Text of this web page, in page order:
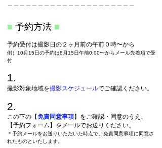
■ 予約方法 ■
予約受付は撮影日の２ヶ月前の午前０時〜から
例）10月15日の予約は8月15日午前0:00〜からメール先着順で受
付
1.
撮影対象地域を撮影スケジュールでご確認ください。
2.
この下の【免責同意事項】 をご確認・同意のうえ、
【予約フォーム】 をメールでお送りください。
＊予約メールをお送りいただいた時点で、免責同意事項に同意さ
れたものといたします。